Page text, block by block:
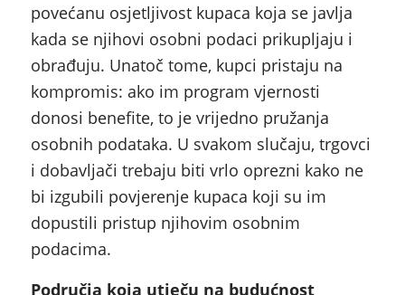
povećanu osjetljivost kupaca koja se javlja
kada se njihovi osobni podaci prikupljaju i
obrađuju. Unatoč tome, kupci pristaju na
kompromis: ako im program vjernosti
donosi benefite, to je vrijedno pružanja
osobnih podataka. U svakom slučaju, trgovci
i dobavljači trebaju biti vrlo oprezni kako ne
bi izgubili povjerenje kupaca koji su im
dopustili pristup njihovim osobnim
podacima.
Područja koja utječu na budućnost